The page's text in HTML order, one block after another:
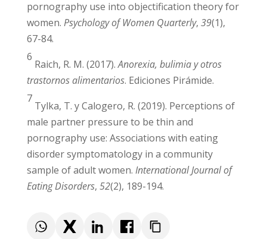
minority males: associations with body
dissatisfaction, eating disorder symptoms,
thoughts about using anabolic steroids and
quality of life.
of Psychiatry
52
(4), 339-348.
You looking at her “hot” body may not be
“cool” for me: Integrating male partners’
pornography use into objectification theory
for women.
Psychology of Women
Quarterly
trastornos alimentarios. Ediciones Pirámide.